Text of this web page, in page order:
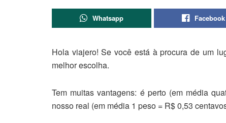
Whatsapp Facebook
Hola viajero!Se você está à procura de um
melhor escolha.
Tem muitas vantagens: é perto (em média
nosso real (em média 1 peso = R$ 0,53